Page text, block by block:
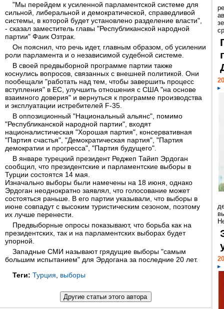
"Мы перейдем к усиленной парламентской системе для
сильной, либеральной и демократической, справедливой
системы, в которой будет установлено разделение власти",
- сказал заместитель главы "Республиканской народной
партии" Фаик Озтрак.
Он пояснил, что речь идет, главным образом, об усилении
роли парламента и о независимой судебной системе.
В своей предвыборной программе партии также
коснулись вопросов, связанных с внешней политикой. Они
пообещали "работать над тем, чтобы завершить процесс
вступления" в ЕС, улучшить отношения с США "на основе
взаимного доверия" и вернуться к программе производства
и эксплуатации истребителей F-35.
В оппозиционный "Национальный альянс", помимо
"Республиканской народной партии", входят
националистическая "Хорошая партия", консервативная
"Партия счастья", "Демократическая партия", "Партия
демократии и прогресса", "Партия будущего".
В январе турецкий президент Реджеп Тайип Эрдоган
сообщил, что президентские и парламентские выборы в
Турции состоятся 14 мая.
Изначально выборы были намечены на 18 июня, однако
Эрдоган неоднократно заявлял, что голосование может
состояться раньше. В его партии указывали, что выборы в
июне совпадут с высоким туристическим сезоном, поэтому
их лучше перенести.
Предвыборные опросы показывают, что борьба как на
президентских, так и на парламентских выборах будет
упорной.
Западные СМИ называют грядущие выборы "самым
большим испытанием" для Эрдогана за последние 20 лет.
Теги: Турция выборы